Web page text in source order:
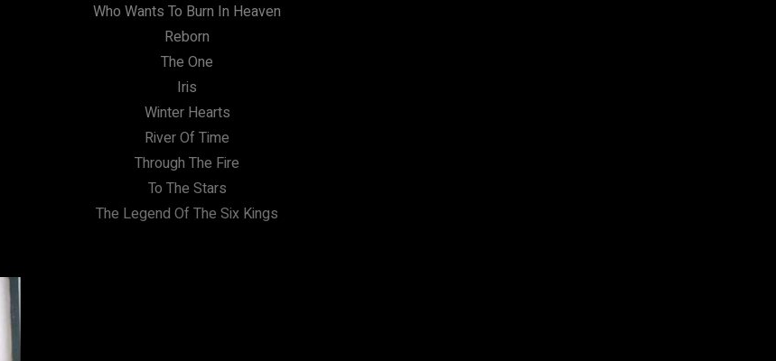
Who Wants To Burn In Heaven
Reborn
The One
Iris
Winter Hearts
River Of Time
Through The Fire
To The Stars
The Legend Of The Six Kings